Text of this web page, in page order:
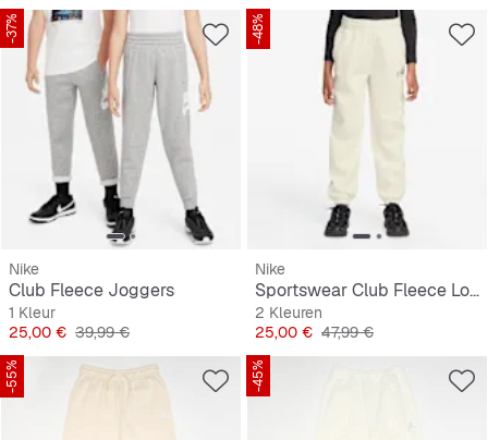
-37%
Nike
Club Fleece Joggers
1 Kleur
Prijs
25,00 € Originele Prijs
39,99 €
-48%
Nike
Sportswear Club Fleece Loose Graphic Pant
2 Kleuren
Prijs
25,00 € Originele Prijs
47,99 €
-55% -45%